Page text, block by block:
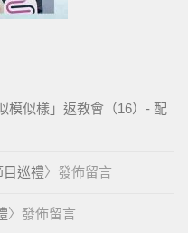
模似樣」返教會（16）- 配
目巡禮〉發佈留言
〉發佈留言